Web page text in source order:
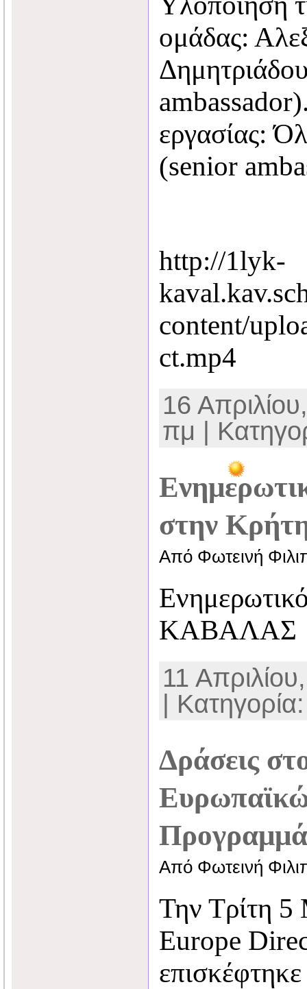
ομάδας:
εργασίας:
(senior
http://1lyk-
content/
ct.mp4
16
πμ |
στην
Από Φωτεινή
ΚΑΒΑΛΑΣ
11
|
Δράσεις
Από Φωτεινή
Την Τρίτη 5
Europe